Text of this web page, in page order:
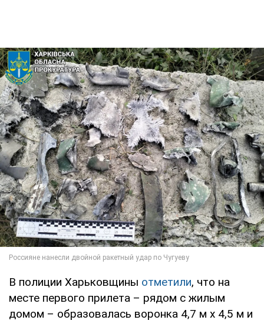
В полиции Харьковщины отметили, что на
месте первого прилета – рядом с жилым
домом – образовалась воронка 4,7 м х 4,5 м и